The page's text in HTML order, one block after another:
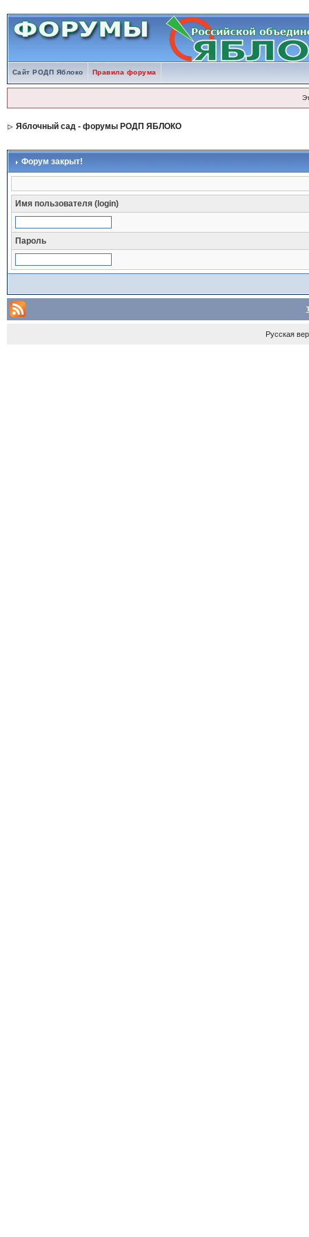
Сайт РОДП Яблоко Правила форума
Яблочный сад - форумы РОДП ЯБЛОКО
Форум закрыт!
Имя пользователя (login)
Пароль
Русская